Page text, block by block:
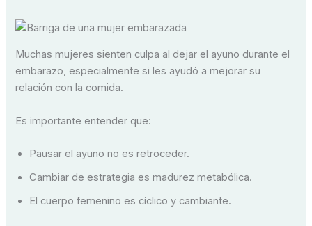
Muchas mujeres sienten culpa al dejar el ayuno durante el
embarazo, especialmente si les ayudó a mejorar su
relación con la comida.
Es importante entender que:
Pausar el ayuno no es retroceder.
Cambiar de estrategia es madurez metabólica.
El cuerpo femenino es cíclico y cambiante.